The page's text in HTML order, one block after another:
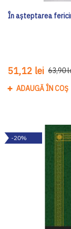
În așteptarea
51,12 lei 63,90
ADAUGĂ ÎN COȘ
-20%